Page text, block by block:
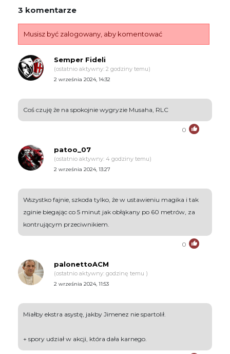
3 komentarze
Musisz być zalogowany, aby komentować
Semper Fideli
(ostatnio aktywny: 2 godziny temu)
2 września 2024, 14:32
Coś czuję że na spokojnie wygryzie Musaha, RLC
0
patoo_07
(ostatnio aktywny: 4 godziny temu)
2 września 2024, 13:27
Wszystko fajnie, szkoda tylko, że w ustawieniu magika i tak
zginie biegając co 5 minut jak obłąkany po 60 metrów, za
kontrującym przeciwnikiem.
0
palonettoACM
(ostatnio aktywny: godzinę temu )
2 września 2024, 11:53
Miałby ekstra asystę, jakby Jimenez nie spartolił.
+ spory udział w akcji, która dała karnego.